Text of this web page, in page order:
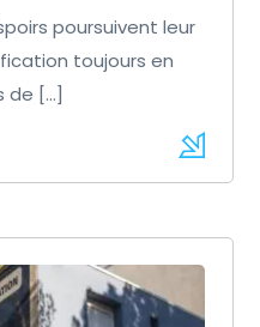
poursuivent leur
toujours en
de […]